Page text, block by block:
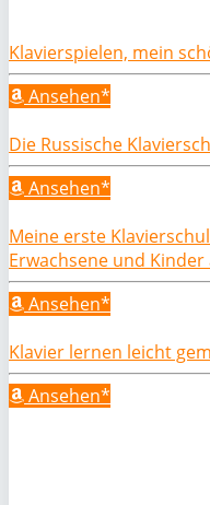
Klavierspielen, mein
Ansehen*
Die Russische
Ansehen*
Meine erste
Erwachsene und Kinder
Ansehen*
Klavier lernen leicht
Ansehen*